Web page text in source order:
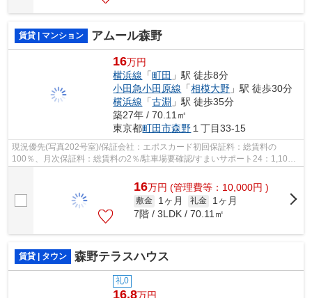
賃貸 | マンション アムール森野
16万円
横浜線 「町田 」駅 徒歩8分
小田急小田原線 「相模大野 」駅 徒歩30分
横浜線 「古淵 」駅 徒歩35分
築27年 / 70.11㎡
東京都町田市森野 １丁目33-15
現況優先(写真202号室)/保証会社：エポスカード初回保証料：総賃料の
100％、月次保証料：総賃料の2％/駐車場要確認/すまいサポート24：1,100
円(月々)、65歳以上の単身者はみまもりほっ...
16万円 (管理費等：10,000円 )
敷金 1ヶ月 礼金
1ヶ月
7階 / 3LDK / 70.11㎡
賃貸 | タウン 森野テラスハウス
礼0
16.8万円